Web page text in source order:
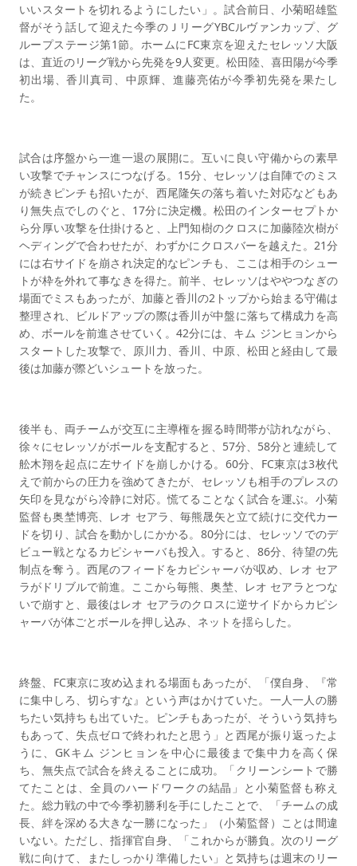
いいスタートを切れるようにしたい」。試合前日、小菊昭雄監
督がそう話して迎えた今季のＪリーグYBCルヴァンカップ、グ
ループステージ第1節。ホームにFC東京を迎えたセレッソ大阪
は、直近のリーグ戦から先発を9人変更。松田陸、喜田陽が今季
初出場、香川真司、中原輝、進藤亮佑が今季初先発を果たし
た。
試合は序盤から一進一退の展開に。互いに良い守備からの素早
い攻撃でチャンスにつなげる。15分、セレッソは自陣でのミス
が続きピンチも招いたが、西尾隆矢の落ち着いた対応などもあ
り無失点でしのぐと、17分に決定機。松田のインターセプトか
ら分厚い攻撃を仕掛けると、上門知樹のクロスに加藤陸次樹が
ヘディングで合わせたが、わずかにクロスバーを越えた。21分
には右サイドを崩され決定的なピンチも、ここは相手のシュー
トが枠を外れて事なきを得た。前半、セレッソはややつなぎの
場面でミスもあったが、加藤と香川の2トップから始まる守備は
整理され、ビルドアップの際は香川が中盤に落ちて構成力を高
め、ボールを前進させていく。42分には、キム ジンヒョンから
スタートした攻撃で、原川力、香川、中原、松田と経由して最
後は加藤が際どいシュートを放った。
後半も、両チームが交互に主導権を握る時間帯が訪れながら、
徐々にセレッソがボールを支配すると、57分、58分と連続して
舩木翔を起点に左サイドを崩しかける。60分、FC東京は3枚代
えで前からの圧力を強めてきたが、セレッソも相手のプレスの
矢印を見ながら冷静に対応。慌てることなく試合を運ぶ。小菊
監督も奥埜博亮、レオ セアラ、毎熊晟矢と立て続けに交代カー
ドを切り、試合を動かしにかかる。80分には、セレッソでのデ
ビュー戦となるカピシャーバも投入。すると、86分、待望の先
制点を奪う。西尾のフィードをカピシャーバが収め、レオ セア
ラがドリブルで前進。ここから毎熊、奥埜、レオ セアラとつな
いで崩すと、最後はレオ セアラのクロスに逆サイドからカピシ
ャーバが体ごとボールを押し込み、ネットを揺らした。
終盤、FC東京に攻め込まれる場面もあったが、「僕自身、『常
に集中しろ、切らすな』という声はかけていた。一人一人の勝
ちたい気持ちも出ていた。ピンチもあったが、そういう気持ち
もあって、失点ゼロで終われたと思う」と西尾が振り返ったよ
うに、GKキム ジンヒョンを中心に最後まで集中力を高く保
ち、無失点で試合を終えることに成功。「クリーンシートで勝
てたことは、全員のハードワークの結晶」と小菊監督も称え
た。総力戦の中で今季初勝利を手にしたことで、「チームの成
長、絆を深める大きな一勝になった」（小菊監督）ことは間違
いない。ただし、指揮官自身、「これからが勝負。次のリーグ
戦に向けて、またしっかり準備したい」と気持ちは週末のリー